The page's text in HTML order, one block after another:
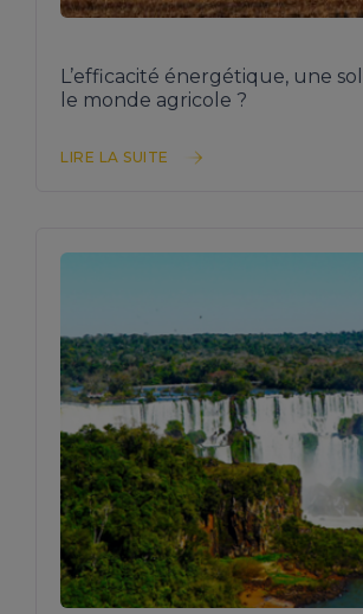
L’efficacité énergétique, une
le monde agricole ?
LIRE LA SUITE